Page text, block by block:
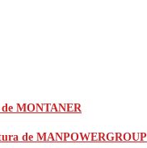
MONTANER
de MANPOWERGROUP